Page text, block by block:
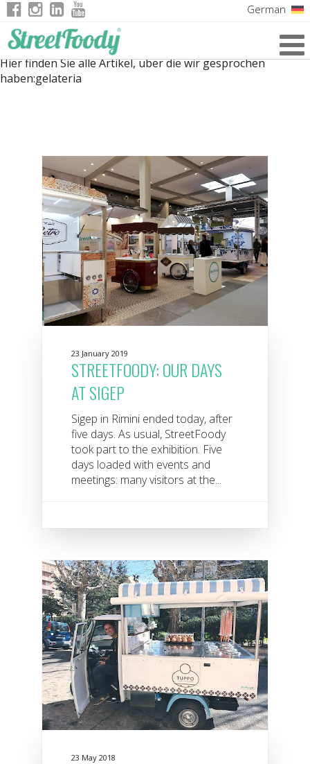
German
English
Hier finden Sie alle Artikel, über die wir gesprochen
haben:gelateria
23 January 2019
STREETFOODY: OUR DAYS
AT SIGEP
Sigep in Rimini ended today, after
five days. As usual, StreetFoody
took part to the exhibition. Five
days loaded with events and
meetings: many visitors at the...
23 May 2018